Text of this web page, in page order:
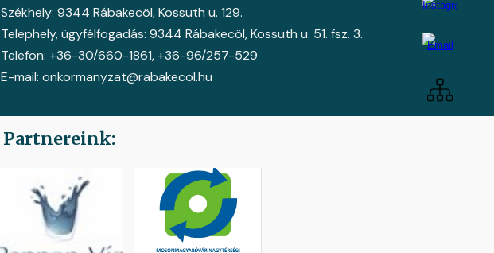
Székhely: 9344 Rábakecöl, Kossuth u. 129.
Telephely, ügyfélfogadás: 9344 Rábakecöl, Kossuth u. 51. fsz. 3.
Telefon: +36-30/660-1861, +36-96/257-529
E-mail: onkormanyzat@rabakecol.hu
Partnereink: